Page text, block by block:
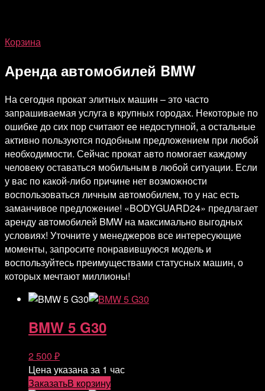
Корзина
Аренда автомобилей BMW
На сегодня прокат элитных машин – это часто
запрашиваемая услуга в крупных городах. Некоторые по
ошибке до сих пор считают ее недоступной, а остальные
активно пользуются подобным предложением при любой
необходимости. Сейчас прокат авто помогает каждому
человеку оставаться мобильным в любой ситуации. Если
у вас по какой-либо причине нет возможности
воспользоваться личным автомобилем, то у нас есть
заманчивое предложение! «BODYGUARD24» предлагает
аренду автомобилей BMW на максимально выгодных
условиях! Уточните у менеджеров все интересующие
моменты, запросите понравившуюся модель и
воспользуйтесь преимуществами статусных машин, о
которых мечтают миллионы!
BMW 5 G30
2 500 ₽
Цена указана за 1 час
ЗаказатьВ корзину